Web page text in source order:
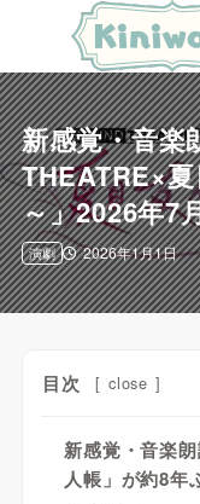
新感覚・音楽
THEATRE×
～」2026年7
2026年1月1日
演劇
目次 [ close ]
新感覚・音楽
人帳」が約8年